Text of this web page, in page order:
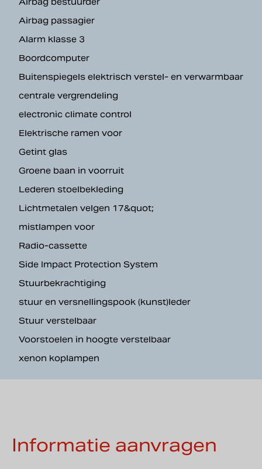
Airbag passagier
Alarm klasse 3
Boordcomputer
Buitenspiegels elektrisch verstel- en verwarmbaar
centrale vergrendeling
electronic climate control
Elektrische ramen voor
Getint glas
Groene baan in voorruit
Lederen stoelbekleding
Lichtmetalen velgen 17&quot;
mistlampen voor
Radio-cassette
Side Impact Protection System
Stuurbekrachtiging
stuur en versnellingspook (kunst)leder
Stuur verstelbaar
Voorstoelen in hoogte verstelbaar
xenon koplampen
Informatie aanvragen